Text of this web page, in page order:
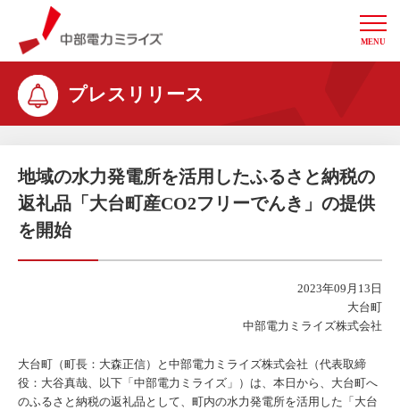
中部電力ミライズ
MENU
プレスリリース
地域の水力発電所を活用したふるさと納税の
返礼品「大台町産CO2フリーでんき」の提供
を開始
2023年09月13日
大台町
中部電力ミライズ株式会社
大台町（町長：大森正信）と中部電力ミライズ株式会社（代表取締
役：大谷真哉、以下「中部電力ミライズ」）は、本日から、大台町へ
のふるさと納税の返礼品として、町内の水力発電所を活用した「大台